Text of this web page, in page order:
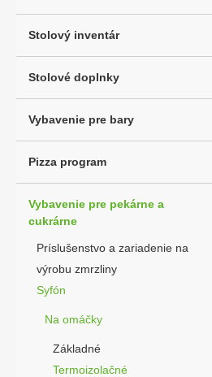
Stolový inventár
Stolové doplnky
Vybavenie pre bary
Pizza program
Vybavenie pre pekárne a
cukrárne
Príslušenstvo a zariadenie na
výrobu zmrzliny
Syfón
Na omáčky
Základné
Termoizolačné